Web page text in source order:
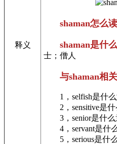
释义
shaman怎么读
shaman是什
士；僧人
与shaman相
1，selfish是什么
2，sensitive是什
3，senior是什么
4，servant是什么
5，serious是什么